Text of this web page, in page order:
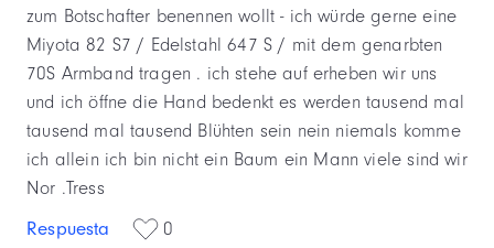
zum Botschafter benennen wollt - ich würde gerne eine
Miyota 82 S7 / Edelstahl 647 S / mit dem genarbten
70S Armband tragen . ich stehe auf erheben wir uns
und ich öffne die Hand bedenkt es werden tausend mal
tausend mal tausend Blühten sein nein niemals komme
ich allein ich bin nicht ein Baum ein Mann viele sind wir
Nor .Tress
Respuesta
0